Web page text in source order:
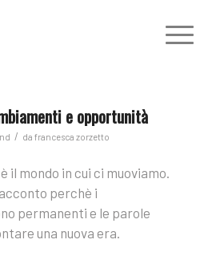
e opportunità
/ da francesca zorzetto
il mondo in cui ci muoviamo.
perchè i
permanenti e le parole
una nuova era.